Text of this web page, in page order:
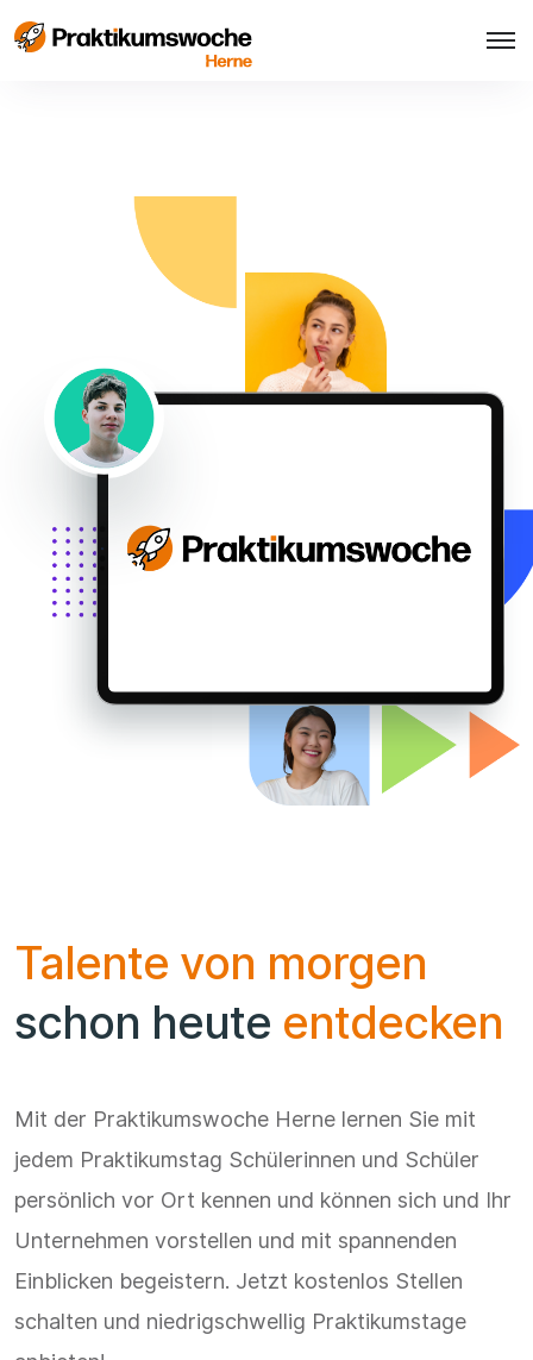
Talente von morgen
schon heute entdecken
Mit der Praktikumswoche Herne lernen Sie mit
jedem Praktikumstag Schülerinnen und Schüler
persönlich vor Ort kennen und können sich und Ihr
Unternehmen vorstellen und mit spannenden
Einblicken begeistern. Jetzt kostenlos Stellen
schalten und niedrigschwellig Praktikumstage